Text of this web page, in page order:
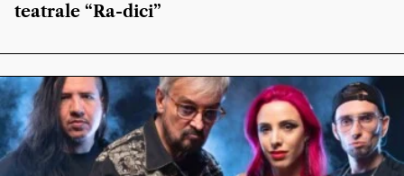
teatrale “Ra-dici”